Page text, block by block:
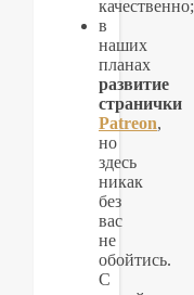
качественно;
в
наших
планах
развитие
странички
Patreon,
но
здесь
никак
без
вас
не
обойтись.
С